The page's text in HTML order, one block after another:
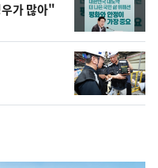
가 많아"